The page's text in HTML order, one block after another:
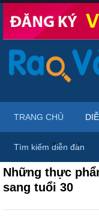
Diễn đàn ...
Những thực
sang tuổi 30
TRANG CHỦ
Tìm kiếm diễn đàn